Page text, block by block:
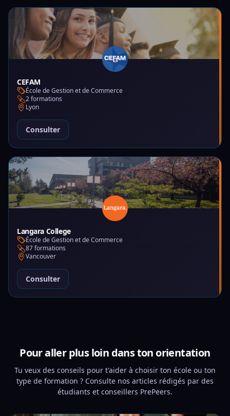
CEFAM
École de Gestion et de Commerce
2 formations
Lyon
Consulter
Langara College
École de Gestion et de Commerce
87 formations
Vancouver
Consulter
Pour aller plus loin dans ton orientation
Tu veux des conseils pour t'aider à choisir ton école ou ton
type de formation ? Consulte nos articles rédigés par des
étudiants et conseillers PrePeers.